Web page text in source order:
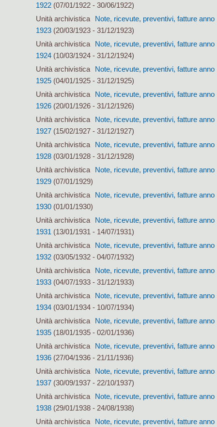
1922 (07/01/1922 - 30/06/1922)
Unità archivistica
Note, ricevute, preventivi, fatture anno
1923 (20/03/1923 - 31/12/1923)
Unità archivistica
Note, ricevute, preventivi, fatture anno
1924 (10/03/1924 - 31/12/1924)
Unità archivistica
Note, ricevute, preventivi, fatture anno
1925 (04/01/1925 - 31/12/1925)
Unità archivistica
Note, ricevute, preventivi, fatture anno
1926 (20/01/1926 - 31/12/1926)
Unità archivistica
Note, ricevute, preventivi, fatture anno
1927 (15/02/1927 - 31/12/1927)
Unità archivistica
Note, ricevute, preventivi, fatture anno
1928 (03/01/1928 - 31/12/1928)
Unità archivistica
Note, ricevute, preventivi, fatture anno
1929 (07/01/1929)
Unità archivistica
Note, ricevute, preventivi, fatture anno
1930 (01/01/1930)
Unità archivistica
Note, ricevute, preventivi, fatture anno
1931 (13/01/1931 - 14/07/1931)
Unità archivistica
Note, ricevute, preventivi, fatture anno
1932 (03/05/1932 - 04/07/1932)
Unità archivistica
Note, ricevute, preventivi, fatture anno
1933 (04/07/1933 - 31/12/1933)
Unità archivistica
Note, ricevute, preventivi, fatture anno
1934 (03/01/1934 - 10/07/1934)
Unità archivistica
Note, ricevute, preventivi, fatture anno
1935 (18/01/1935 - 02/01/1936)
Unità archivistica
Note, ricevute, preventivi, fatture anno
1936 (27/04/1936 - 21/11/1936)
Unità archivistica
Note, ricevute, preventivi, fatture anno
1937 (30/09/1937 - 22/10/1937)
Unità archivistica
Note, ricevute, preventivi, fatture anno
1938 (29/01/1938 - 24/08/1938)
Unità archivistica
Note, ricevute, preventivi, fatture anno